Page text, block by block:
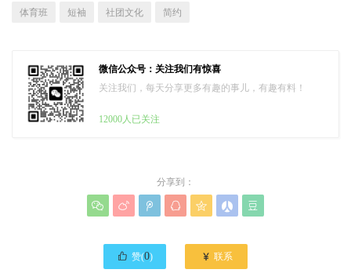
体育班 短袖 社团文化 简约
微信公众号：关注我们有惊喜
关注我们，每天分享更多有趣的事儿，有趣有料！
12000人已关注
分享到：
      
 赞(0)  联系